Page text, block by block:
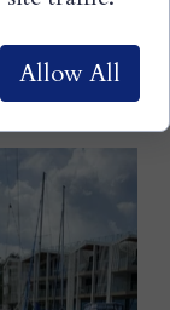
Allow All